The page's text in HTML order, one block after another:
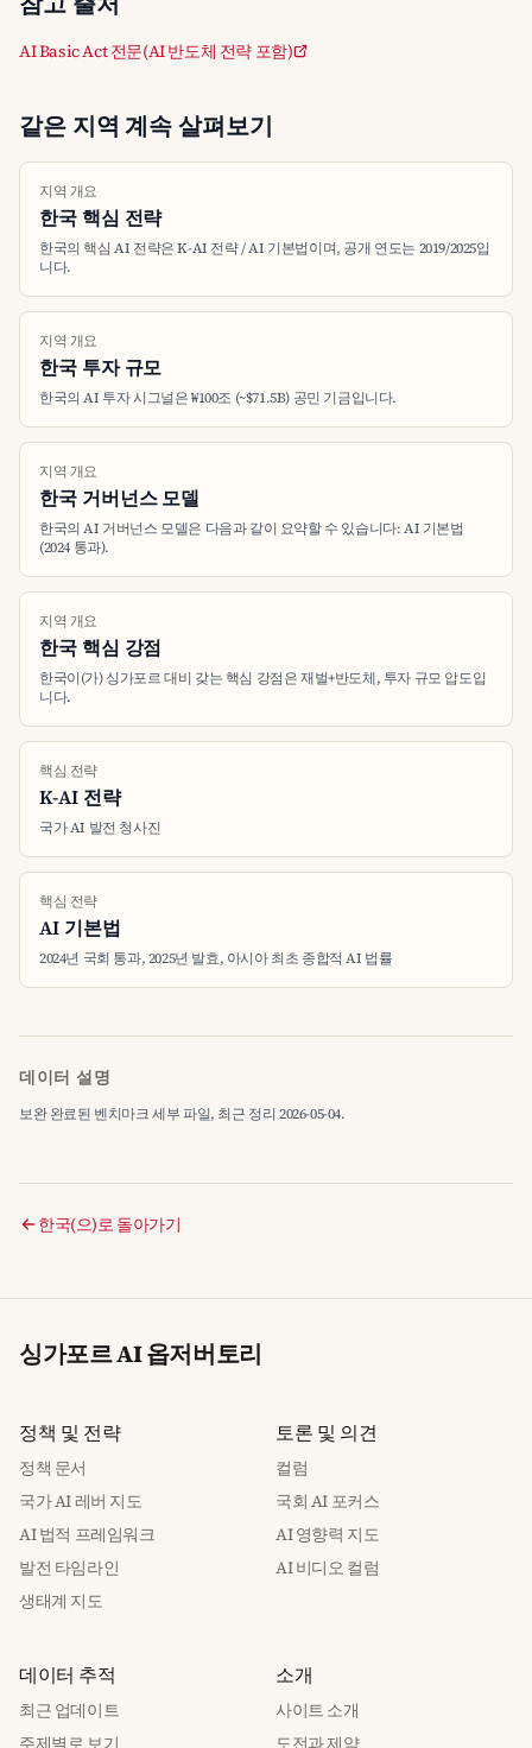
AI Basic Act 전문(AI 반도체 전략 포함)
같은 지역 계속 살펴보기
지역 개요
한국 핵심 전략
한국의 핵심 AI 전략은 K-AI 전략 / AI 기본법이며, 공개 연도는 2019/2025입
니다.
지역 개요
한국 투자 규모
한국의 AI 투자 시그널은 ₩100조 (~$71.5B) 공민 기금입니다.
지역 개요
한국 거버넌스 모델
한국의 AI 거버넌스 모델은 다음과 같이 요약할 수 있습니다: AI 기본법
(2024 통과).
지역 개요
한국 핵심 강점
한국이(가) 싱가포르 대비 갖는 핵심 강점은 재벌+반도체, 투자 규모 압도입
니다.
핵심 전략
K-AI 전략
국가 AI 발전 청사진
핵심 전략
AI 기본법
2024년 국회 통과, 2025년 발효, 아시아 최초 종합적 AI 법률
데이터 설명
보완 완료된 벤치마크 세부 파일, 최근 정리 2026-05-04.
한국(으)로 돌아가기
싱가포르 AI 옵저버토리
정책 및 전략
정책 문서
국가 AI 레버 지도
AI 법적 프레임워크
발전 타임라인
생태계 지도
토론 및 의견
컬럼
국회 AI 포커스
AI 영향력 지도
AI 비디오 컬럼
데이터 추적
최근 업데이트
주제별로 보기
소개
사이트 소개
도전과 제약